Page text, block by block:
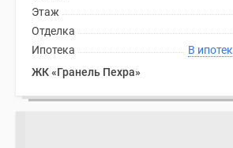
Этаж
Отделка
Ипотека
ЖК «Гранель Пехра»